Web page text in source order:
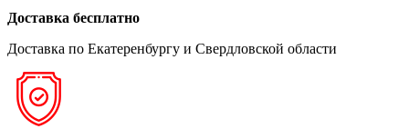
Доставка бесплатно
Доставка по Екатеренбургу и Свердловской области